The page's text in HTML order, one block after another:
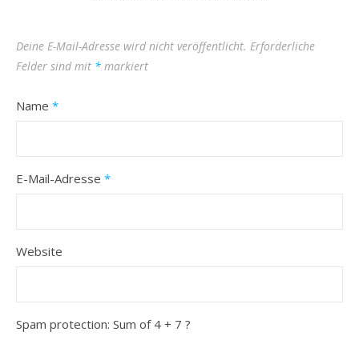
Deine E-Mail-Adresse wird nicht veröffentlicht. Erforderliche
Felder sind mit * markiert
Name *
E-Mail-Adresse *
Website
Spam protection: Sum of 4 + 7 ?